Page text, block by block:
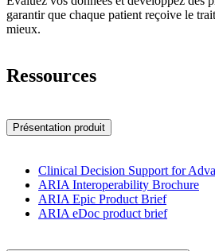
garantir que chaque patient reçoive le
mieux.
Ressources
Présentation produit
Clinical Decision Support for
ARIA Interoperability Brochure
ARIA Epic Product Brief
ARIA eDoc product brief